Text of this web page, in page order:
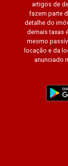
artigos de
fazem parte
detalhe do
demais taxas
mesmo
locação e da
anunciado